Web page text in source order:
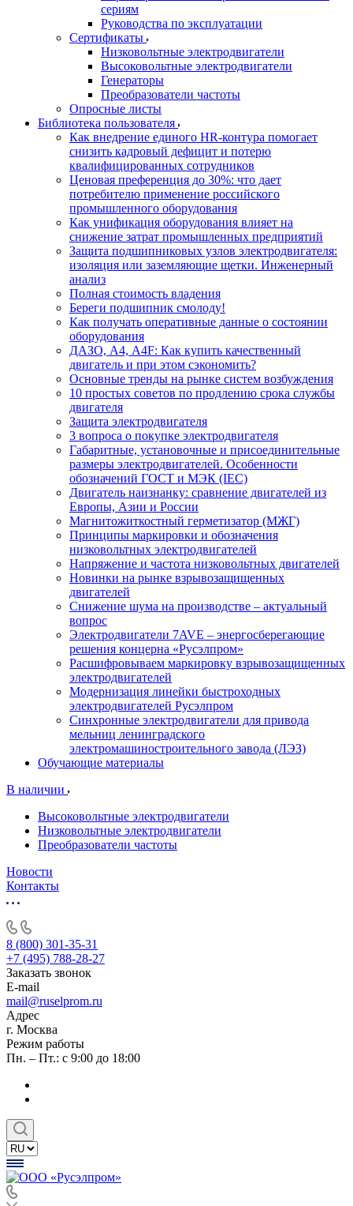
сериям
Руководства по эксплуатации
Сертификаты
Низковольтные электродвигатели
Высоковольтные электродвигатели
Генераторы
Преобразователи частоты
Опросные листы
Библиотека пользователя
Как внедрение единого HR-контура помогает
снизить кадровый дефицит и потерю
квалифицированных сотрудников
Ценовая преференция до 30%: что дает
потребителю применение российского
промышленного оборудования
Как унификация оборудования влияет на
снижение затрат промышленных предприятий
Защита подшипниковых узлов электродвигателя:
изоляция или заземляющие щетки. Инженерный
анализ
Полная стоимость владения
Береги подшипник смолоду!
Как получать оперативные данные о состоянии
оборудования
ДАЗО, А4, А4F: Как купить качественный
двигатель и при этом сэкономить?
Основные тренды на рынке систем возбуждения
10 простых советов по продлению срока службы
двигателя
Защита электродвигателя
3 вопроса о покупке электродвигателя
Габаритные, установочные и присоединительные
размеры электродвигателей. Особенности
обозначений ГОСТ и МЭК (IEC)
Двигатель наизнанку: сравнение двигателей из
Европы, Азии и России
Магнитожиткостный герметизатор (МЖГ)
Принципы маркировки и обозначения
низковольтных электродвигателей
Напряжение и частота низковольтных двигателей
Новинки на рынке взрывозащищенных
двигателей
Снижение шума на производстве – актуальный
вопрос
Электродвигатели 7AVE – энергосберегающие
решения концерна «Русэлпром»
Расшифровываем маркировку взрывозащищенных
электродвигателей
Модернизация линейки быстроходных
электродвигателей Русэлпром
Синхронные электродвигатели для привода
мельниц ленинградского
электромашиностроительного завода (ЛЭЗ)
Обучающие материалы
В наличии
Высоковольтные электродвигатели
Низковольтные электродвигатели
Преобразователи частоты
Новости
Контакты
8 (800) 301-35-31
+7 (495) 788-28-27
Заказать звонок
E-mail
mail@ruselprom.ru
Адрес
г. Москва
Режим работы
Пн. – Пт.: с 9:00 до 18:00